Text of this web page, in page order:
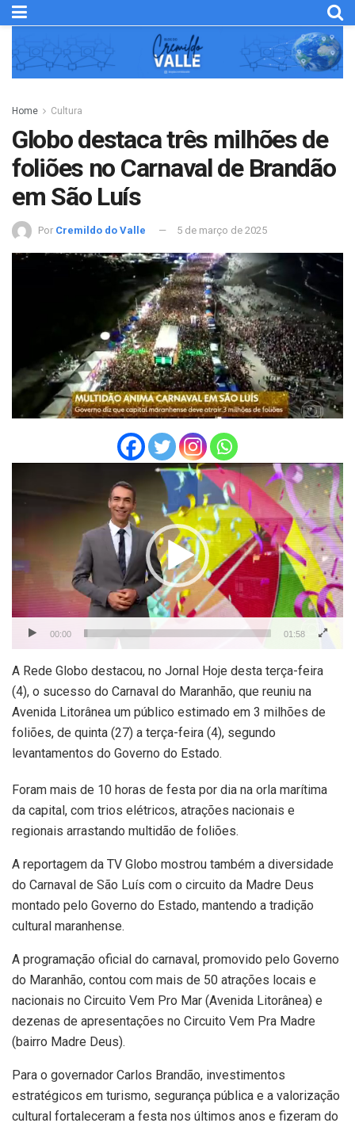
Home Cultura
Globo destaca três milhões de
foliões no Carnaval de Brandão
em São Luís
Por Cremildo do Valle 5 de março de 2025
de
00:00 01:58
A Rede Globo destacou, no Jornal Hoje desta terça-feira
(4), o sucesso do Carnaval do Maranhão, que reuniu na
Avenida Litorânea um público estimado em 3 milhões de
foliões, de quinta (27) a terça-feira (4), segundo
levantamentos do Governo do Estado.
Foram mais de 10 horas de festa por dia na orla marítima
da capital, com trios elétricos, atrações nacionais e
regionais arrastando multidão de foliões.
A reportagem da TV Globo mostrou também a diversidade
do Carnaval de São Luís com o circuito da Madre Deus
montado pelo Governo do Estado, mantendo a tradição
cultural maranhense.
A programação oficial do carnaval, promovido pelo Governo
do Maranhão, contou com mais de 50 atrações locais e
nacionais no Circuito Vem Pro Mar (Avenida Litorânea) e
dezenas de apresentações no Circuito Vem Pra Madre
(bairro Madre Deus).
Para o governador Carlos Brandão, investimentos
estratégicos em turismo, segurança pública e a valorização
cultural fortaleceram a festa nos últimos anos e fizeram do